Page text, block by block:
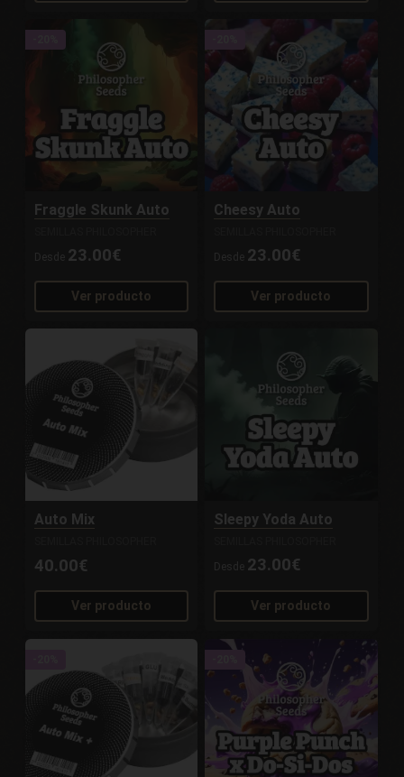
Fraggle Skunk Auto
Desde 23.00€
Ver producto
Cheesy Auto
Desde 23.00€
Ver producto
Auto Mix
40.00€
Ver producto
Sleepy Yoda Auto
Desde 23.00€
Ver producto